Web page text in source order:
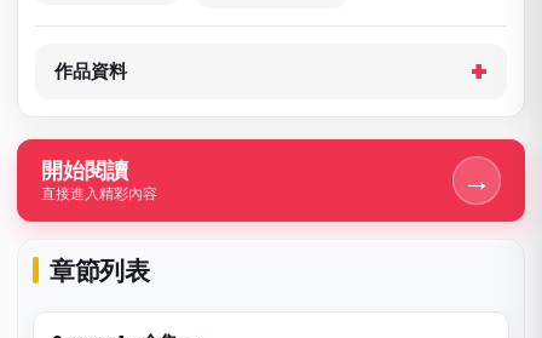
作品資料
開始閱讀
直接進入精彩內容 →
章節列表